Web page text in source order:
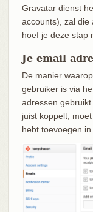
Gravatar dienst
accounts), zal die
hoef je deze stap
Je email
De manier
gebruiker is via
adressen
juist koppelt,
hebt toevoegen